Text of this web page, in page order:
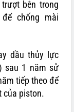
bên trong
chống mài
dầu thủy lực
sau 1 năm sử
tiếp theo để
của piston.